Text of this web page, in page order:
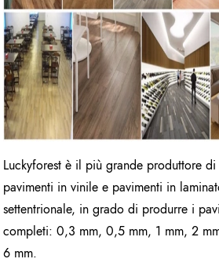
Luckyforest è il più grande produttore
pavimenti in vinile e pavimenti in
settentrionale, in grado di produrre i
completi: 0,3 mm, 0,5 mm, 1 mm, 2
6 mm.